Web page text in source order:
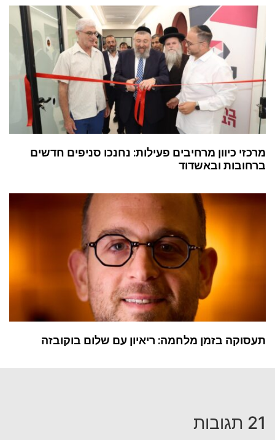
מרכזי כיוון מרחיבים פעילות: נחנכו סניפים חדשים
ברחובות ובאשדוד
תעסוקה בזמן מלחמה: ריאיון עם שלום בוקובזה
21 תגובות